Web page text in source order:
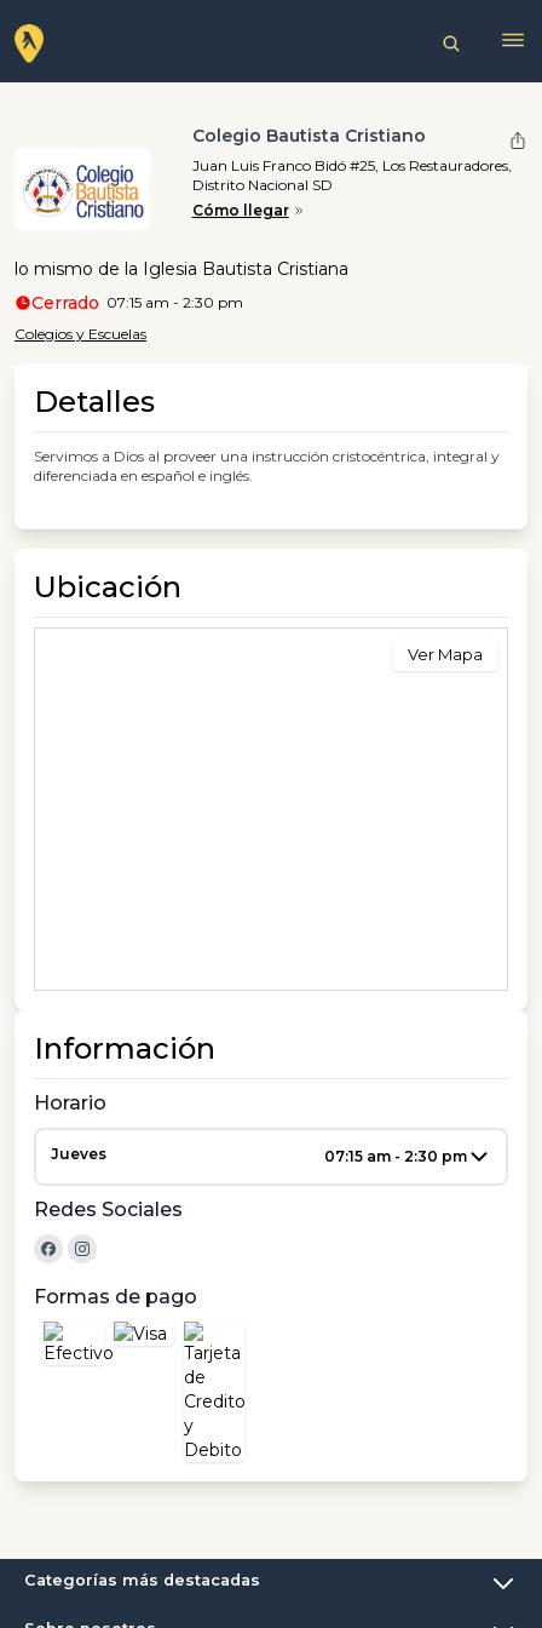
Colegio Bautista Cristiano
Juan Luis Franco Bidó #25, Los Restauradores,
Distrito Nacional SD
Cómo llegar
lo mismo de la Iglesia Bautista Cristiana
Cerrado 07:15 am - 2:30 pm
Colegios y Escuelas
Detalles
Servimos a Dios al proveer una instrucción cristocéntrica, integral y
diferenciada en español e inglés.
Ubicación
Ver Mapa
Información
Horario
Jueves 07:15 am - 2:30 pm
Redes Sociales
Formas de pago
Categorías más destacadas